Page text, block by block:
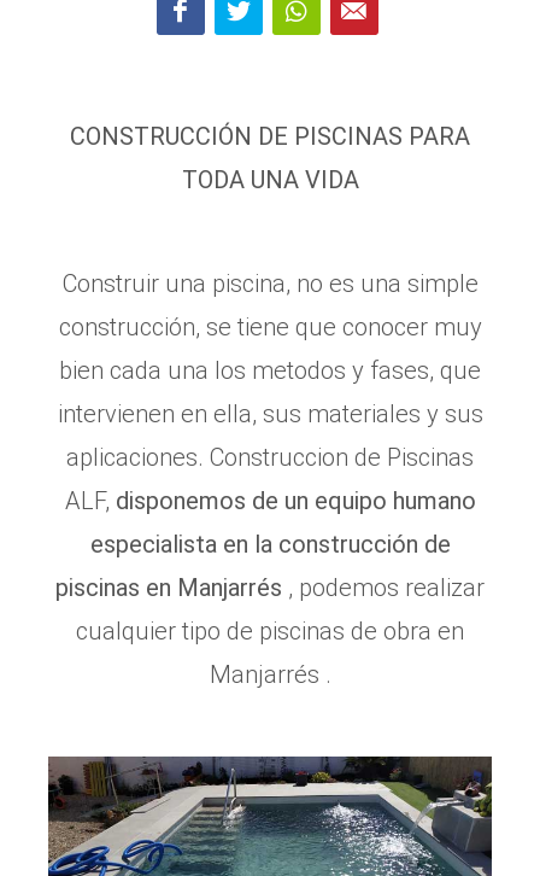
CONSTRUCCIÓN DE PISCINAS PARA
TODA UNA VIDA
Construir una piscina, no es una simple
construcción, se tiene que conocer muy
bien cada una los metodos y fases, que
intervienen en ella, sus materiales y sus
aplicaciones. Construccion de Piscinas
ALF, disponemos de un equipo humano
especialista en la construcción de
piscinas en Manjarrés , podemos realizar
cualquier tipo de piscinas de obra en
Manjarrés .